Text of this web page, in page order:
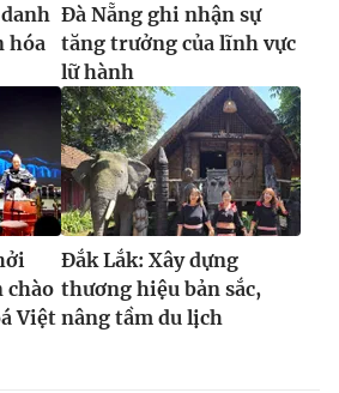
hóa
Đà Nẵng ghi nhận sự
tăng trưởng của lĩnh vực
lữ hành
chào
Việt
Đắk Lắk: Xây dựng
thương hiệu bản sắc,
nâng tầm du lịch